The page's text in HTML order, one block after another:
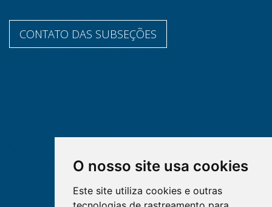
O nosso site usa cookies
Este site utiliza cookies e outras
CONTATO DAS SUBSEÇÕES